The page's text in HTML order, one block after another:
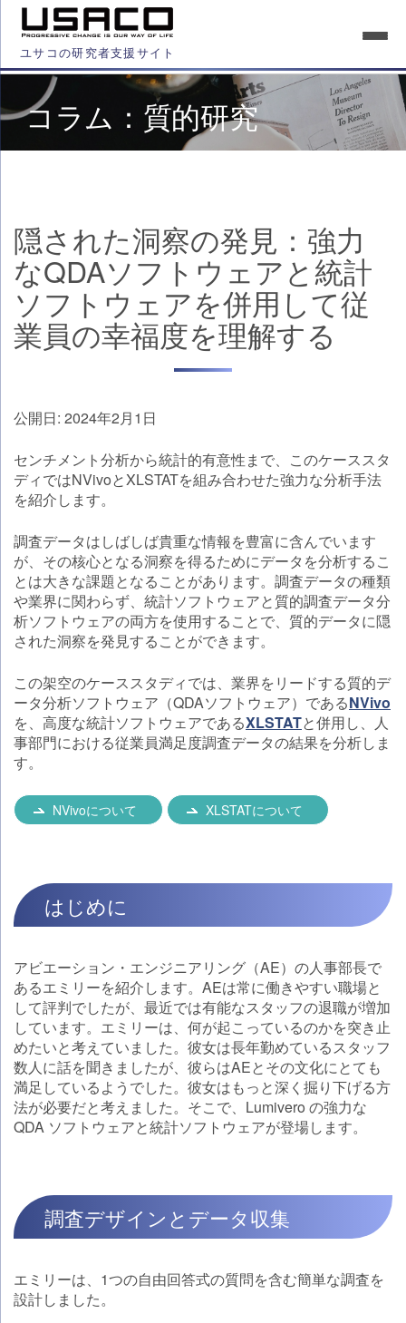
ユサコの研究者支援サイト
コラム：質的研究
隠された洞察の発見：強力
なQDAソフトウェアと統計
ソフトウェアを併用して従
業員の幸福度を理解する
公開日: 2024年2月1日
センチメント分析から統計的有意性まで、このケーススタ
ディではNVivoとXLSTATを組み合わせた強力な分析手法
を紹介します。
調査データはしばしば貴重な情報を豊富に含んでいます
が、その核心となる洞察を得るためにデータを分析するこ
とは大きな課題となることがあります。調査データの種類
や業界に関わらず、統計ソフトウェアと質的調査データ分
析ソフトウェアの両方を使用することで、質的データに隠
された洞察を発見することができます。
この架空のケーススタディでは、業界をリードする質的デ
ータ分析ソフトウェア（QDAソフトウェア）であるNVivo
を、高度な統計ソフトウェアであるXLSTATと併用し、人
事部門における従業員満足度調査データの結果を分析しま
す。
NVivoについて XLSTATについて
はじめに
アビエーション・エンジニアリング（AE）の人事部長で
あるエミリーを紹介します。AEは常に働きやすい職場と
して評判でしたが、最近では有能なスタッフの退職が増加
しています。エミリーは、何が起こっているのかを突き止
めたいと考えていました。彼女は長年勤めているスタッフ
数人に話を聞きましたが、彼らはAEとその文化にとても
満足しているようでした。彼女はもっと深く掘り下げる方
法が必要だと考えました。そこで、Lumivero の強力な
QDA ソフトウェアと統計ソフトウェアが登場します。
調査デザインとデータ収集
エミリーは、1つの自由回答式の質問を含む簡単な調査を
設計しました。